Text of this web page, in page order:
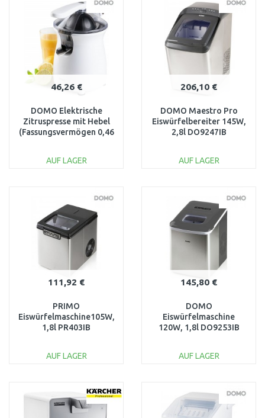
Vergleichen Vergleichen
46,26 €
DOMO Elektrische
Zitruspresse mit Hebel
(Fassungsvermögen 0,46
AUF LAGER
Vergleichen
206,10 €
DOMO Maestro Pro
Eiswürfelbereiter 145W,
2,8l DO9247IB
AUF LAGER
Vergleichen
111,92 €
PRIMO
Eiswürfelmaschine105W,
1,8l PR403IB
AUF LAGER
Vergleichen
145,80 €
DOMO
Eiswürfelmaschine
120W, 1,8l DO9253IB
AUF LAGER
Vergleichen